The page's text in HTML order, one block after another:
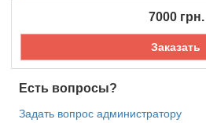
7000 грн.
Заказать
Есть вопросы?
Задать вопрос администратору